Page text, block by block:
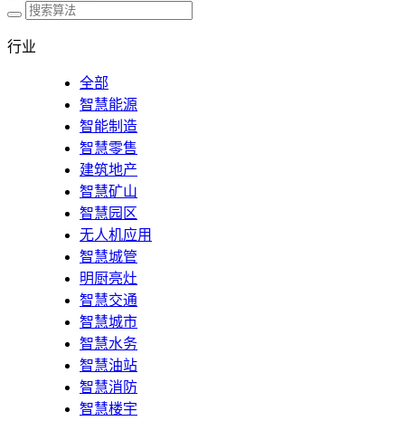
行业
全部
智慧能源
智能制造
智慧零售
建筑地产
智慧矿山
智慧园区
无人机应用
智慧城管
明厨亮灶
智慧交通
智慧城市
智慧水务
智慧油站
智慧消防
智慧楼宇